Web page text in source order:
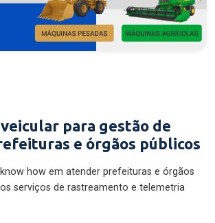
para gestão de
e órgãos públicos
how em atender prefeituras e órgãos
serviços de rastreamento e telemetria